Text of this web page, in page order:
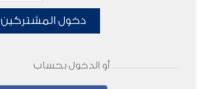
دخول المشتركين
أو الدخول بحساب